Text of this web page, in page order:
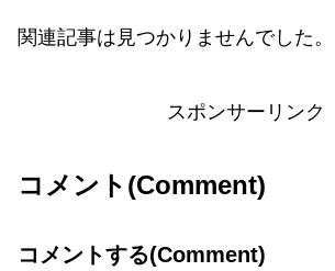
関連記事は見つかりませんでした。
スポンサーリンク
コメント(Comment)
コメントする(Comment)